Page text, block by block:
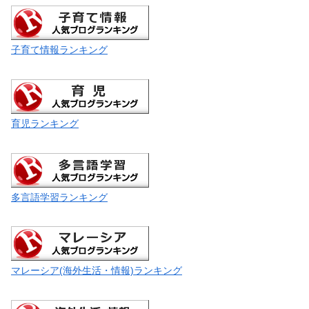
子育て情報ランキング
育児ランキング
多言語学習ランキング
マレーシア(海外生活・情報)ランキング